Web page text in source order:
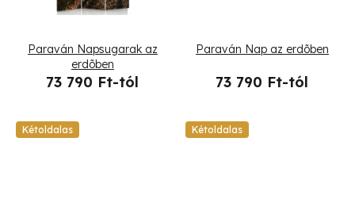
a
Paraván Napsugarak az
erdõben
73 790 Ft-tól
Paraván Nap az erdõben
73 790 Ft-tól
Kétoldalas Kétoldalas